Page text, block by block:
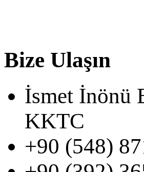
Bize Ulaşın
İsmet İnönü
KKTC
+90 (548)